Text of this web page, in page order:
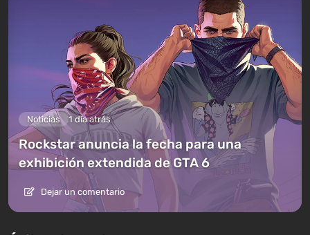
Noticias 1 día atrás
Rockstar anuncia la fecha para una
exhibición extendida de GTA 6
Dejar un comentario